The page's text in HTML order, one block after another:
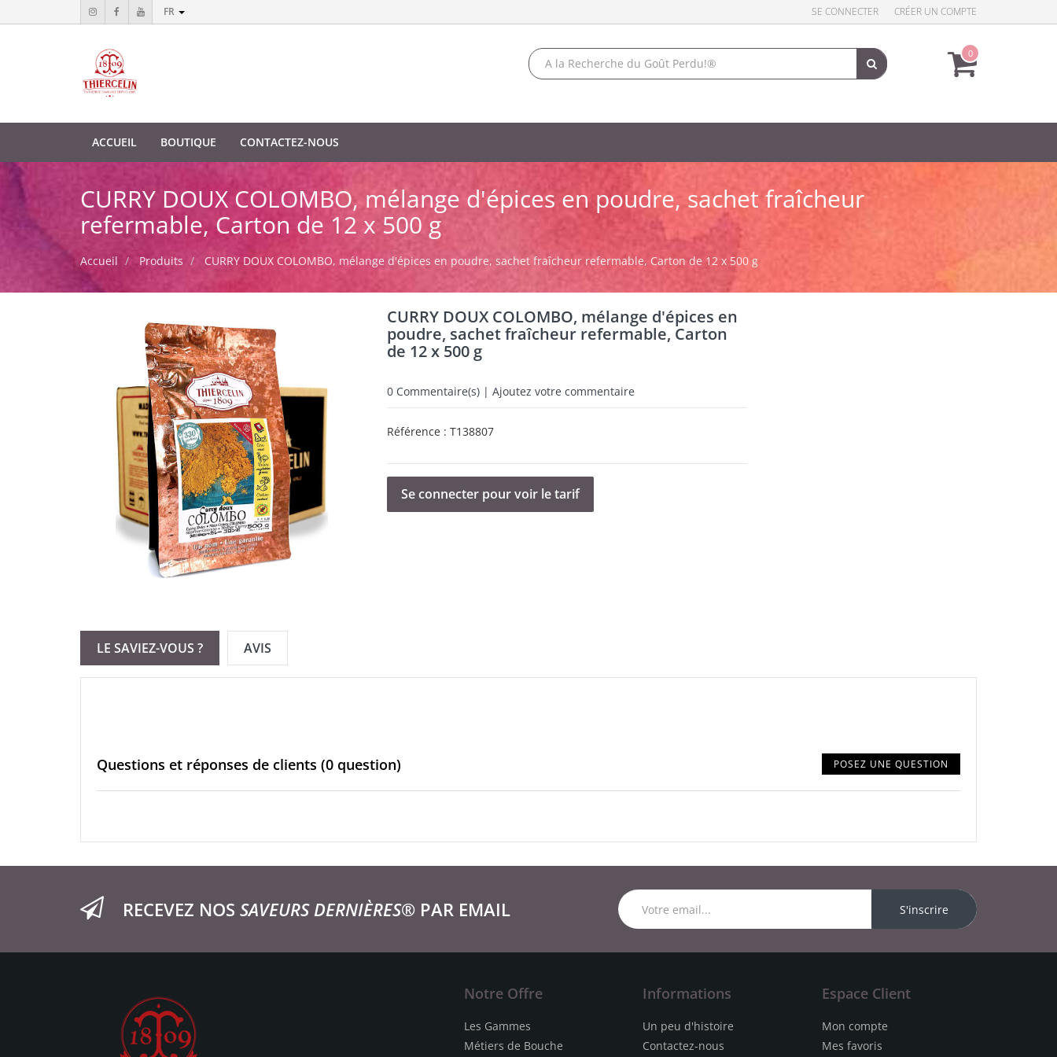
FR SE CONNECTER CRÉER UN COMPTE
0
ACCUEIL BOUTIQUE CONTACTEZ-NOUS
CURRY DOUX COLOMBO, mélange d'épices en poudre, sachet fraîcheur
refermable, Carton de 12 x 500 g
Accueil Produits CURRY DOUX COLOMBO, mélange d'épices en poudre, sachet fraîcheur refermable, Carton de 12 x 500 g
CURRY DOUX COLOMBO, mélange d'épices en
poudre, sachet fraîcheur refermable, Carton
de 12 x 500 g
0 Commentaire(s) | Ajoutez votre commentaire
Référence : T138807
Se connecter pour voir le tarif
LE SAVIEZ-VOUS ? AVIS
Questions et réponses de clients (0 question) POSEZ UNE QUESTION
RECEVEZ NOS SAVEURS DERNIÈRES® PAR EMAIL S'inscrire
Notre Offre
Les Gammes
Métiers de Bouche
Informations
Un peu d'histoire
Contactez-nous
Espace Client
Mon compte
Mes favoris